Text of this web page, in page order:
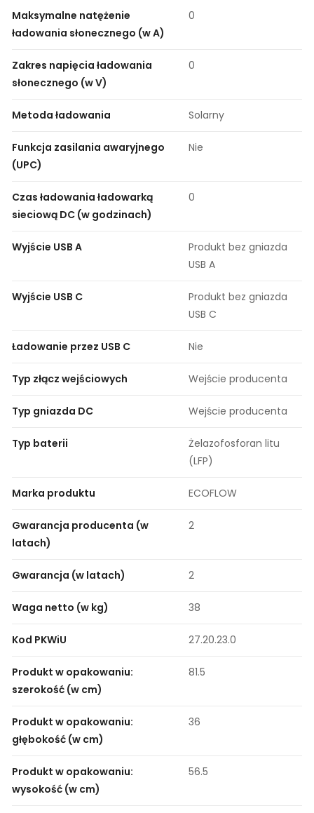
Maksymalne natężenie
ładowania słonecznego (w A)
0
Zakres napięcia ładowania
słonecznego (w V)
0
Metoda ładowania Solarny
Funkcja zasilania awaryjnego
(UPC)
Nie
Czas ładowania ładowarką
sieciową DC (w godzinach)
0
Wyjście USB A
Produkt bez gniazda
USB A
Wyjście USB C
Produkt bez gniazda
USB C
Ładowanie przez USB C Nie
Typ złącz wejściowych Wejście producenta
Typ gniazda DC Wejście producenta
Typ baterii
Żelazofosforan litu
(LFP)
Marka produktu ECOFLOW
Gwarancja producenta (w
latach)
2
Gwarancja (w latach) 2
Waga netto (w kg) 38
Kod PKWiU 27.20.23.0
Produkt w opakowaniu:
szerokość (w cm)
81.5
Produkt w opakowaniu:
głębokość (w cm)
36
Produkt w opakowaniu:
wysokość (w cm)
56.5